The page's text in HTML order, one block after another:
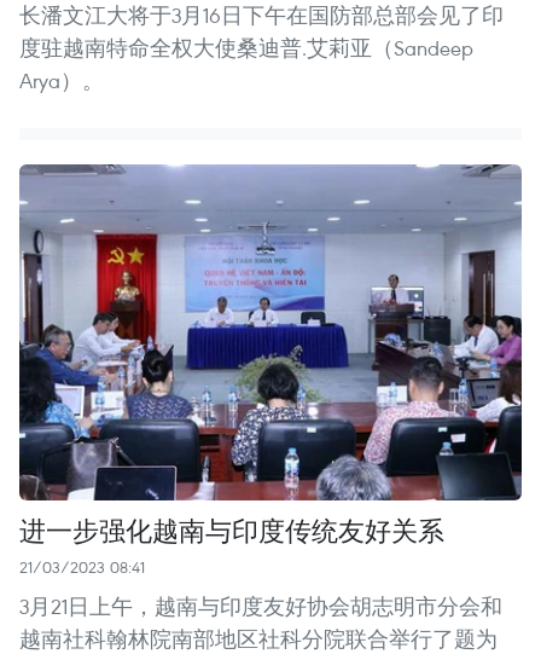
长潘文江大将于3月16日下午在国防部总部会见了印
度驻越南特命全权大使桑迪普.艾莉亚（Sandeep
Arya）。
进一步强化越南与印度传统友好关系
21/03/2023 08:41
3月21日上午，越南与印度友好协会胡志明市分会和
越南社科翰林院南部地区社科分院联合举行了题为